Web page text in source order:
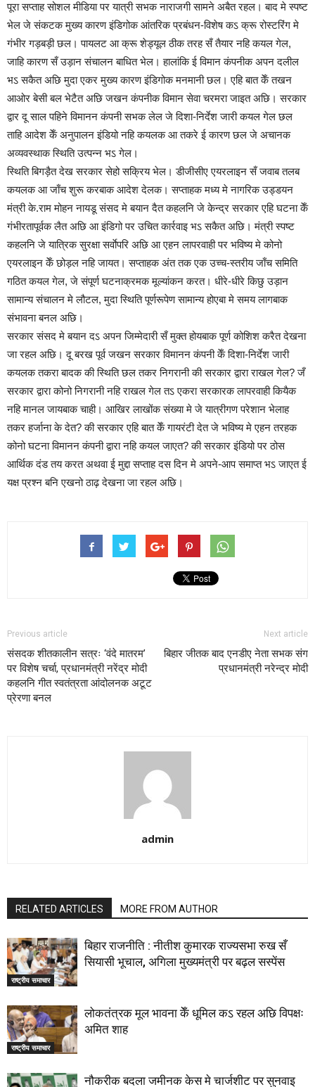
पूरा सप्ताह सोशल मीडिया पर यात्री सभक नाराजगी सामने अबैत रहल। बाद मे स्पष्ट
भेल जे संकटक मुख्य कारण इंडिगोक आंतरिक प्रबंधन-विशेष कऽ क्रू रोस्टरिंग मे
गंभीर गड़बड़ी छल। पायलट आ क्रू शेड्यूल ठीक तरह सँ तैयार नहि कयल गेल,
जाहि कारण सँ उड़ान संचालन बाधित भेल। हालांकि ई विमान कंपनीक अपन दलील
भऽ सकैत अछि मुदा एकर मुख्य कारण इंडिगोक मनमानी छल। एहि बात केँ तखन
आओर बेसी बल भेटैत अछि जखन कंपनीक विमान सेवा चरमरा जाइत अछि। सरकार
द्वार दू साल पहिने विमानन कंपनी सभक लेल जे दिशा-निर्देश जारी कयल गेल छल
ताहि आदेश केँ अनुपालन इंडियो नहि कयलक आ तकरे ई कारण छल जे अचानक
अव्यवस्थाक स्थिति उत्पन्न भऽ गेल।
स्थिति बिगड़ैत देख सरकार सेहो सक्रिय भेल। डीजीसीए एयरलाइन सँ जवाब तलब
कयलक आ जाँच शुरू करबाक आदेश देलक। सप्ताहक मध्य मे नागरिक उड्डयन
मंत्री के.राम मोहन नायडू संसद मे बयान दैत कहलनि जे केन्द्र सरकार एहि घटना केँ
गंभीरतापूर्वक लैत अछि आ इंडिगो पर उचित कार्रवाइ भऽ सकैत अछि। मंत्री स्पष्ट
कहलनि जे यात्रिक सुरक्षा सर्वाेपरि अछि आ एहन लापरवाही पर भविष्य मे कोनो
एयरलाइन केँ छोड़ल नहि जायत। सप्ताहक अंत तक एक उच्च-स्तरीय जाँच समिति
गठित कयल गेल, जे संपूर्ण घटनाक्रमक मूल्यांकन करत। धीरे-धीरे किछु उड़ान
सामान्य संचालन मे लौटल, मुदा स्थिति पूर्णरूपेण सामान्य होएबा मे समय लागबाक
संभावना बनल अछि।
सरकार संसद मे बयान दऽ अपन जिम्मेदारी सँ मुक्त होयबाक पूर्ण कोशिश करैत देखना
जा रहल अछि। दू बरख पूर्व जखन सरकार विमानन कंपनी केँ दिशा-निर्देश जारी
कयलक तकरा बादक की स्थिति छल तकर निगरानी की सरकार द्वारा राखल गेल? जँ
सरकार द्वारा कोनो निगरानी नहि राखल गेल तऽ एकरा सरकारक लापरवाही कियैक
नहि मानल जायबाक चाही। आखिर लाखोंक संख्या मे जे यात्रीगण परेशान भेलाह
तकर हर्जाना के देत? की सरकार एहि बात केँ गायरंटी देत जे भविष्य मे एहन तरहक
कोनो घटना विमानन कंपनी द्वारा नहि कयल जाएत? की सरकार इंडियो पर ठोस
आर्थिक दंड तय करत अथवा ई मुद्दा सप्ताह दस दिन मे अपने-आप समाप्त भऽ जाएत ई
यक्ष प्रश्न बनि एखनो ठाढ़ देखना जा रहल अछि।
Previous article
संसदक शीतकालीन सत्रः ‘वंदे मातरम’
पर विशेष चर्चा, प्रधानमंत्री नरेंद्र मोदी
कहलनि गीत स्वतंत्रता आंदोलनक अटूट
प्रेरणा बनल
Next article
बिहार जीतक बाद एनडीए नेता सभक संग
प्रधानमंत्री नरेन्द्र मोदी
admin
RELATED ARTICLES MORE FROM AUTHOR
राष्ट्रीय समाचार
बिहार राजनीति : नीतीश कुमारक राज्यसभा रुख सँ
सियासी भूचाल, अगिला मुख्यमंत्री पर बढ़ल सस्पेंस
राष्ट्रीय समाचार
लोकतंत्रक मूल भावना केँ धूमिल कऽ रहल अछि विपक्षः
अमित शाह
नौकरीक बदला जमीनक केस मे चार्जशीट पर सुनवाइ